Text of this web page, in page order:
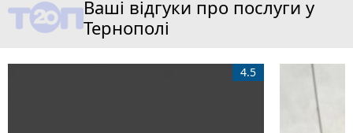
Ваші відгуки про послуги у
Тернополі
4.5